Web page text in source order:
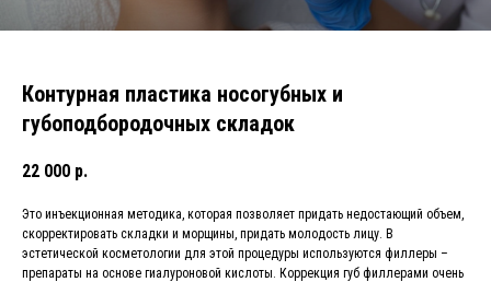
Контурная пластика носогубных и
губоподбородочных складок
22 000 р.
Это инъекционная методика, которая позволяет придать недостающий объем,
скорректировать складки и морщины, придать молодость лицу. В
эстетической косметологии для этой процедуры используются филлеры –
препараты на основе гиалуроновой кислоты. Коррекция губ филлерами очень